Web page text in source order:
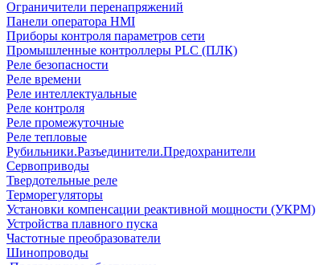
Ограничители перенапряжений
Панели оператора HMI
Приборы контроля параметров сети
Промышленные контроллеры PLC (ПЛК)
Реле безопасности
Реле времени
Реле интеллектуальные
Реле контроля
Реле промежуточные
Реле тепловые
Рубильники.Разъединители.Предохранители
Сервоприводы
Твердотельные реле
Терморегуляторы
Установки компенсации реактивной мощности (УКРМ)
Устройства плавного пуска
Частотные преобразователи
Шинопроводы